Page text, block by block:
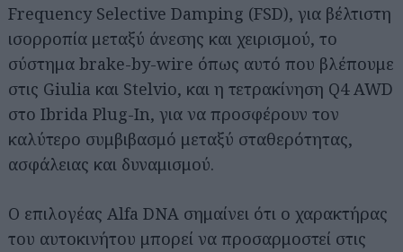
Frequency Selective Damping (FSD), για βέλτιστη
ισορροπία μεταξύ άνεσης και χειρισμού, το
σύστημα brake-by-wire όπως αυτό που βλέπουμε
στις Giulia και Stelvio, και η τετρακίνηση Q4 AWD
στο Ibrida Plug-In, για να προσφέρουν τον
καλύτερο συμβιβασμό μεταξύ σταθερότητας,
ασφάλειας και δυναμισμού.
Ο επιλογέας Alfa DNA σημαίνει ότι ο χαρακτήρας
του αυτοκινήτου μπορεί να προσαρμοστεί στις